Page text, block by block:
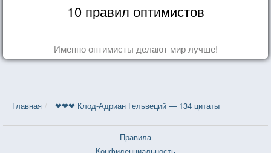
10 правил оптимистов
Именно оптимисты делают мир лучше!
Главная ❤❤❤ Клод-Адриан Гельвеций — 134 цитаты
Правила